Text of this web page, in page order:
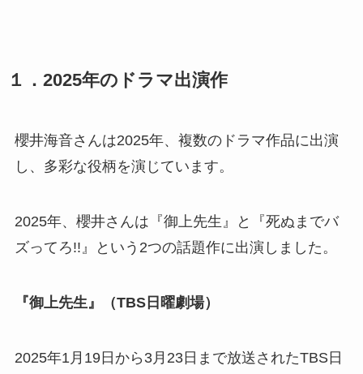
１．2025年のドラマ出演作
櫻井海音さんは2025年、複数のドラマ作品に出演
し、多彩な役柄を演じています。
2025年、櫻井さんは『御上先生』と『死ぬまでバ
ズってろ!!』という2つの話題作に出演しました。
『御上先生』（TBS日曜劇場）
2025年1月19日から3月23日まで放送されたTBS日